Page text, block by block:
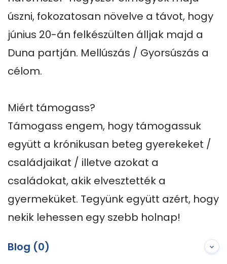
úszni, fokozatosan növelve a távot, hogy
június 20-án felkészülten álljak majd a
Duna partján. Mellúszás / Gyorsúszás a
célom.
Miért támogass?
Támogass engem, hogy támogassuk
együtt a krónikusan beteg gyerekeket /
családjaikat / illetve azokat a
családokat, akik elvesztették a
gyermeküket. Tegyünk együtt azért, hogy
nekik lehessen egy szebb holnap!
Blog (0)